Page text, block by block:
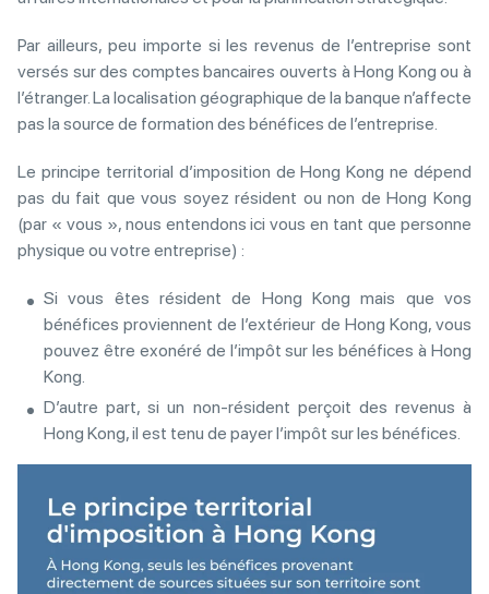
Par ailleurs, peu importe si les revenus de l’entreprise sont
versés sur des comptes bancaires ouverts à Hong Kong ou à
l’étranger. La localisation géographique de la banque n’affecte
pas la source de formation des bénéfices de l’entreprise.
Le principe territorial d’imposition de Hong Kong ne dépend
pas du fait que vous soyez résident ou non de Hong Kong
(par « vous », nous entendons ici vous en tant que personne
physique ou votre entreprise) :
Si vous êtes résident de Hong Kong mais que vos
bénéfices proviennent de l’extérieur de Hong Kong, vous
pouvez être exonéré de l’impôt sur les bénéfices à Hong
Kong.
D’autre part, si un non-résident perçoit des revenus à
Hong Kong, il est tenu de payer l’impôt sur les bénéfices.